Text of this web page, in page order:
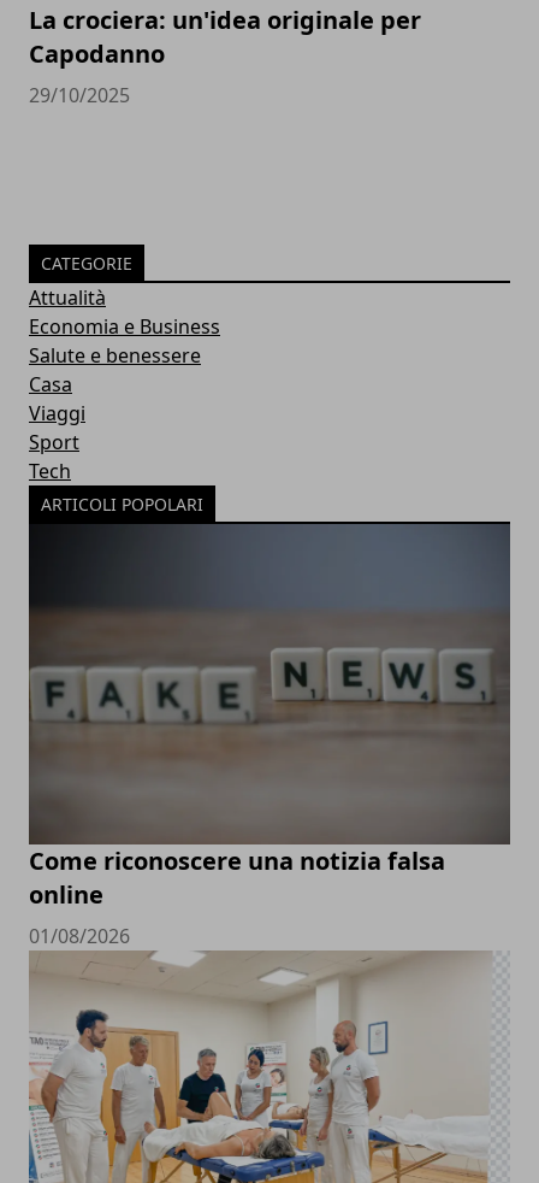
La crociera: un'idea originale per
Capodanno
29/10/2025
CATEGORIE
Attualità
Economia e Business
Salute e benessere
Casa
Viaggi
Sport
Tech
ARTICOLI POPOLARI
Come riconoscere una notizia falsa
online
01/08/2026